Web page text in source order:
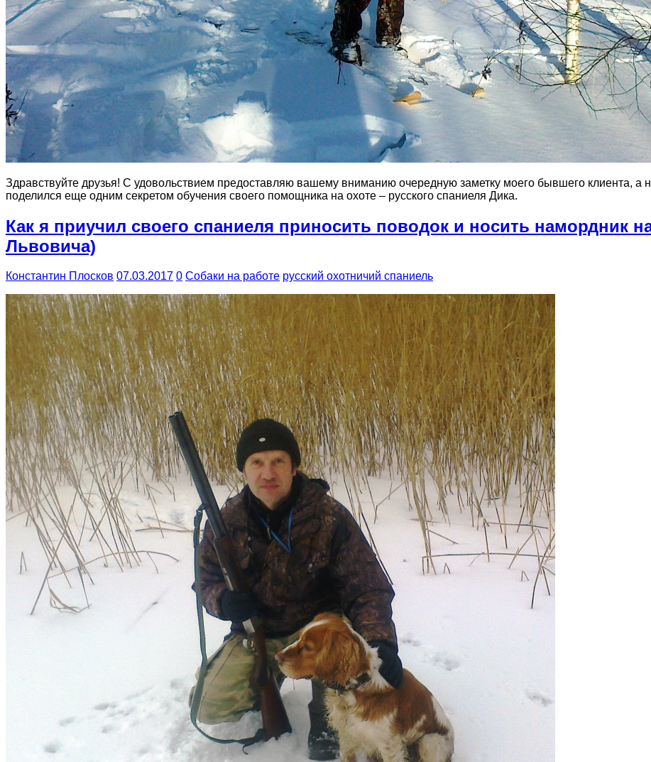
Здравствуйте друзья! С удовольствием предоставляю вашему вниманию очередную заметку моего бывшего клиента, а
поделился еще одним секретом обучения своего помощника на охоте – русского спаниеля Дика.
Как я приучил своего спаниеля приносить поводок и носить намордник
Львовича)
Константин Плосков 07.03.2017 0 Собаки на работе русский охотничий спаниель